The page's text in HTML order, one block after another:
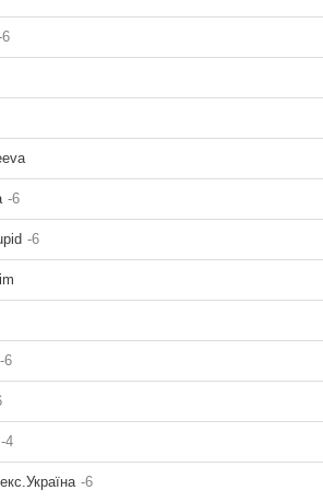
6
-6
-6
-6
-4
-6